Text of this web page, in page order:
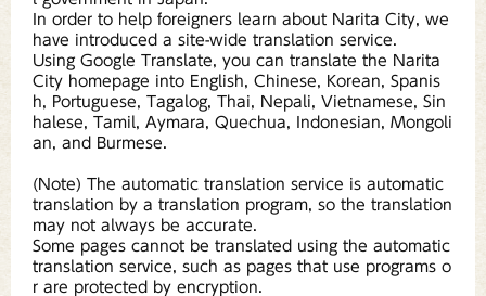
In order to help foreigners learn about Narita City, we
have introduced a site-wide translation service.
Using Google Translate, you can translate the Narita
City homepage into English, Chinese, Korean, Spanis
h, Portuguese, Tagalog, Thai, Nepali, Vietnamese, Sin
halese, Tamil, Aymara, Quechua, Indonesian, Mongoli
an, and Burmese.
(Note) The automatic translation service is automatic
translation by a translation program, so the translation
may not always be accurate.
Some pages cannot be translated using the automatic
translation service, such as pages that use programs o
r are protected by encryption.